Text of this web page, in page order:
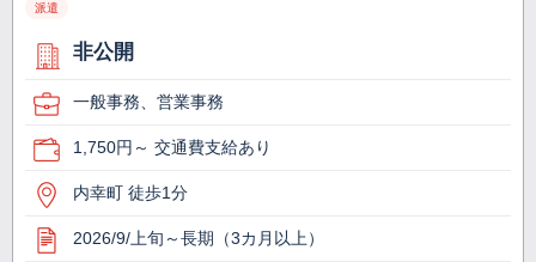
派遣
非公開
一般事務、営業事務
1,750円～ 交通費支給あり
内幸町 徒歩1分
2026/9/上旬～長期（3カ月以上）